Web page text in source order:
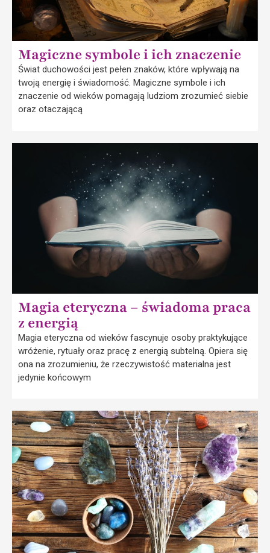
Magiczne symbole i ich znaczenie
Świat duchowości jest pełen znaków, które wpływają na
twoją energię i świadomość. Magiczne symbole i ich
znaczenie od wieków pomagają ludziom zrozumieć siebie
oraz otaczającą
Magia eteryczna – świadoma praca
z energią
Magia eteryczna od wieków fascynuje osoby praktykujące
wróżenie, rytuały oraz pracę z energią subtelną. Opiera się
ona na zrozumieniu, że rzeczywistość materialna jest
jedynie końcowym